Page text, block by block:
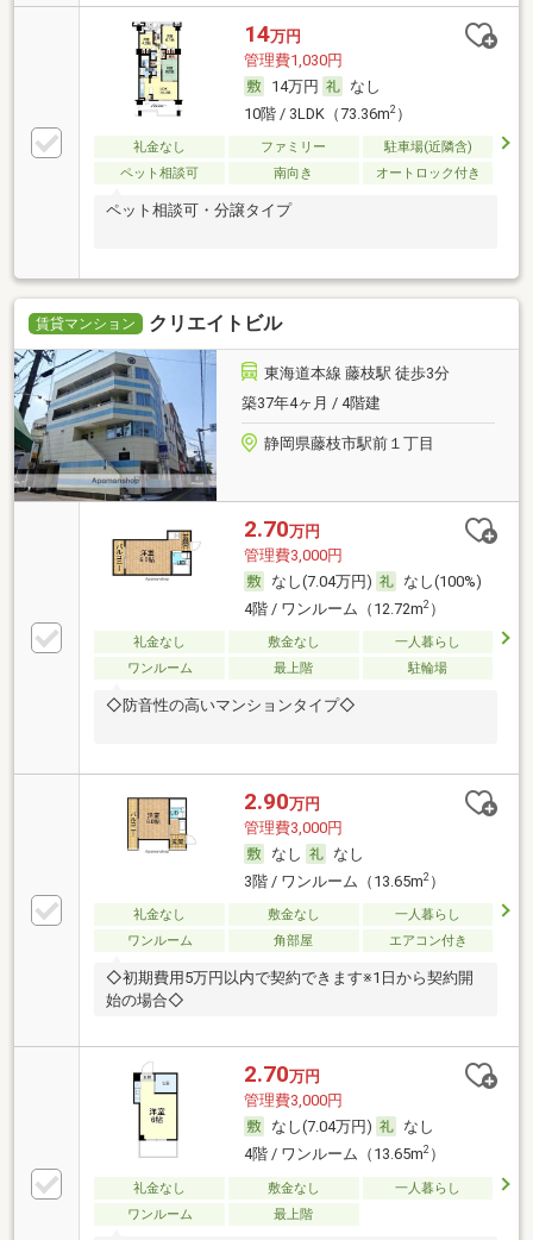
14万円
管理費1,030円
14万円
なし
10階 / 3LDK（73.36m2）
礼金なし ファミリー
駐車場(近隣含)
ペット相談可
南向き オートロック付き
ペット相談可・分譲タイプ
賃貸マンション クリエイトビル
東海道本線 藤枝駅 徒歩3分
築37年4ヶ月 / 4階建
静岡県藤枝市駅前１丁目
2.70万円
管理費3,000円
なし(7.04万円)
なし(100%)
4階 / ワンルーム（12.72m2）
礼金なし 敷金なし
一人暮らし
ワンルーム
最上階 駐輪場
◇防音性の高いマンションタイプ◇
2.90万円
管理費3,000円
なし
なし
3階 / ワンルーム（13.65m2）
礼金なし 敷金なし
一人暮らし
ワンルーム
角部屋 エアコン付き
◇初期費用5万円以内で契約できます※1日から契約開
始の場合◇
2.70万円
管理費3,000円
なし(7.04万円)
なし
4階 / ワンルーム（13.65m2）
礼金なし 敷金なし
一人暮らし
ワンルーム
最上階